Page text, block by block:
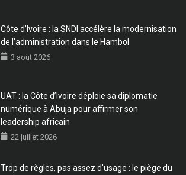
Côte d’Ivoire : la SNDI accélère la modernisation
de l’administration dans le Hambol
3 août 2026
UAT : la Côte d’Ivoire déploie sa diplomatie
numérique à Abuja pour affirmer son
leadership africain
22 juillet 2026
Trop de règles, pas assez d’usage : le piège du